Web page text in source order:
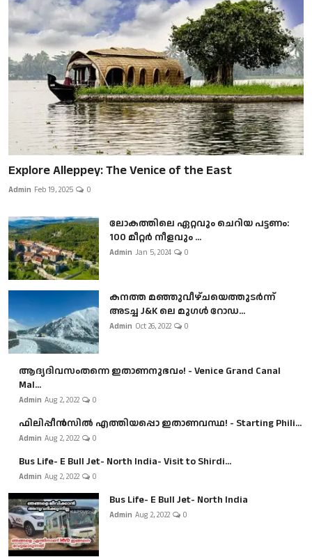
Explore Alleppey: The Venice of the East
Admin Feb 19, 2025 0
ലോകത്തിലെ ഏറ്റവും ചെറിയ പട്ടണം:
100 മീറ്റർ നീളവും ...
Admin Jan 5, 2024 0
കനത്ത മഞ്ഞുവീഴ്ചയെത്തുടർന്ന്
അടച്ച J&K ലെ മുഗൾ റോഡ...
Admin Oct 26, 2022 0
ആദ്യദിവസംതന്നെ ഇതാണനുഭവം! - Venice Grand Canal
Mal...
Admin Aug 2, 2022 0
ഫിലിപ്പീൻസിൽ എത്തിയപ്പൊ ഇതാണവസ്ഥ! - Starting Phili...
Admin Aug 2, 2022 0
Bus Life- E Bull Jet- North India- Visit to Shirdi...
Admin Aug 2, 2022 0
Bus Life- E Bull Jet- North India
Admin Aug 2, 2022 0